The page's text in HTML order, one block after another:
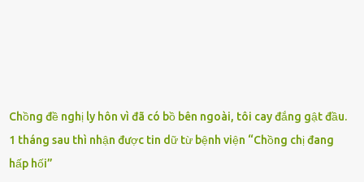
Chồng đề nghị ly hôn vì đã có bồ bên ngoài, tôi cay đắng gật đầu.
1 tháng sau thì nhận được tin dữ từ bệnh viện “Chồng chị đang
hấp hối”